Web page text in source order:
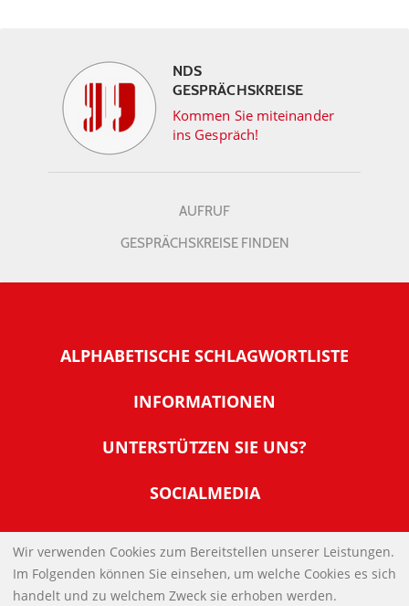
NDS
GESPRÄCHSKREISE
Kommen Sie miteinander
ins Gespräch!
AUFRUF
GESPRÄCHSKREISE FINDEN
ALPHABETISCHE SCHLAGWORTLISTE
INFORMATIONEN
Warum NachDenkSeiten
Tipps zur Nutzung der NachDenkSeiten
Banner und E-Mail-Signaturen
Links
Kontakt
UNTERSTÜTZEN SIE UNS?
Werden Sie Fördermitglied
Spenden Sie Online
SOCIALMEDIA
IMPRESSUM
DATENSCHUTZERKLÄRUNG
Wir verwenden Cookies zum Bereitstellen unserer Leistungen.
Im Folgenden können Sie einsehen, um welche Cookies es sich
handelt und zu welchem Zweck sie erhoben werden.